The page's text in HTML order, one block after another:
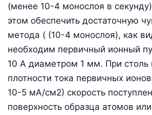
(менее 10-4 монослоя в
этом обеспечить достаточную
метода ( (10-4 монослоя), как
необходим первичный ионный
10 А диаметром 1 мм. При столь
плотности тока первичных
10-5 мА/см2) скорость
поверхность образца атомов